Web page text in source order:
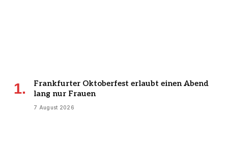
Frankfurter Oktoberfest erlaubt einen Abend
lang nur Frauen
7 August 2026